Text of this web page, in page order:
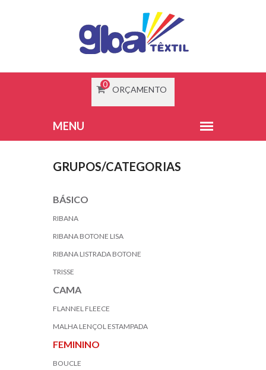
0
ORÇAMENTO
GRUPOS/CATEGORIAS
BÁSICO
RIBANA
RIBANA BOTONE LISA
RIBANA LISTRADA BOTONE
TRISSE
CAMA
FLANNEL FLEECE
MALHA LENÇOL ESTAMPADA
FEMININO
BOUCLE